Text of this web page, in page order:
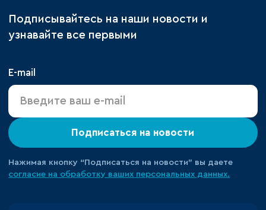
Подписывайтесь на наши новости и
узнавайте все первыми
E-mail
Подписаться на новости
Нажимая кнопку “Подписаться на новости” вы даете
согласие на обработку ваших персональных данных.